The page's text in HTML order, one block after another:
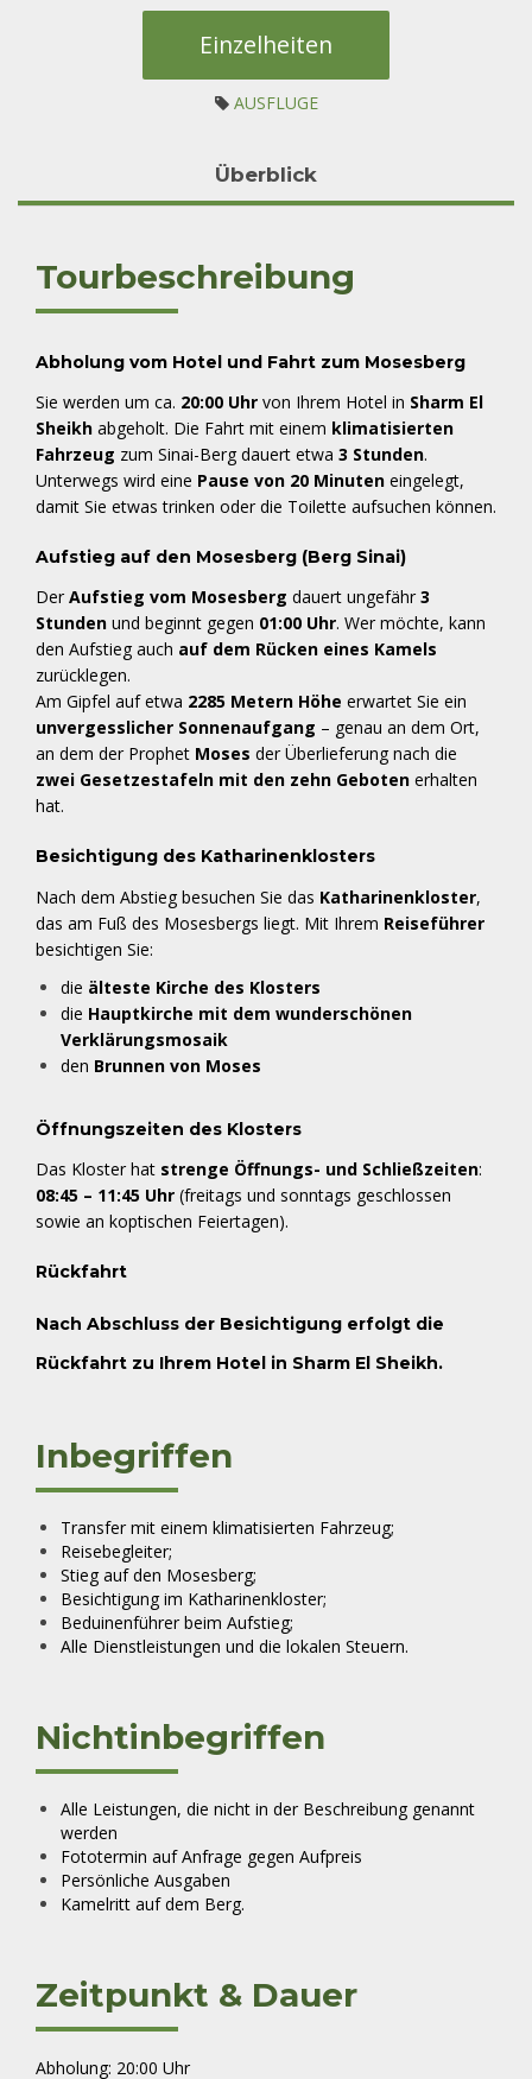
Kundenbewertungen
Preis
war:
€50
Preis
ist:
Einzelheiten
AUSFLUGE
Überblick
Tourbeschreibung
Abholung vom Hotel und Fahrt zum Mosesberg
Sie werden um ca. 20:00 Uhr von Ihrem Hotel in Sharm El
Sheikh abgeholt. Die Fahrt mit einem klimatisierten
Fahrzeug zum Sinai-Berg dauert etwa 3 Stunden.
Unterwegs wird eine Pause von 20 Minuten eingelegt,
damit Sie etwas trinken oder die Toilette aufsuchen können.
Aufstieg auf den Mosesberg (Berg Sinai)
Der Aufstieg vom Mosesberg dauert ungefähr 3
Stunden und beginnt gegen 01:00 Uhr. Wer möchte, kann
den Aufstieg auch auf dem Rücken eines Kamels
zurücklegen.
Am Gipfel auf etwa 2285 Metern Höhe erwartet Sie ein
unvergesslicher Sonnenaufgang – genau an dem Ort,
an dem der Prophet Moses der Überlieferung nach die
zwei Gesetzestafeln mit den zehn Geboten erhalten
hat.
Besichtigung des Katharinenklosters
Nach dem Abstieg besuchen Sie das Katharinenkloster,
das am Fuß des Mosesbergs liegt. Mit Ihrem Reiseführer
besichtigen Sie:
die älteste Kirche des Klosters
die Hauptkirche mit dem wunderschönen
Verklärungsmosaik
den Brunnen von Moses
Öffnungszeiten des Klosters
Das Kloster hat strenge Öffnungs- und Schließzeiten:
08:45 – 11:45 Uhr (freitags und sonntags geschlossen
sowie an koptischen Feiertagen).
Rückfahrt
Nach Abschluss der Besichtigung erfolgt die
Rückfahrt zu Ihrem Hotel in Sharm El Sheikh.
Inbegriffen
Transfer mit einem klimatisierten Fahrzeug;
Reisebegleiter;
Stieg auf den Mosesberg;
Besichtigung im Katharinenkloster;
Beduinenführer beim Aufstieg;
Alle Dienstleistungen und die lokalen Steuern.
Nichtinbegriffen
Alle Leistungen, die nicht in der Beschreibung genannt
werden
Fototermin auf Anfrage gegen Aufpreis
Persönliche Ausgaben
Kamelritt auf dem Berg.
Zeitpunkt & Dauer
Abholung: 20:00 Uhr